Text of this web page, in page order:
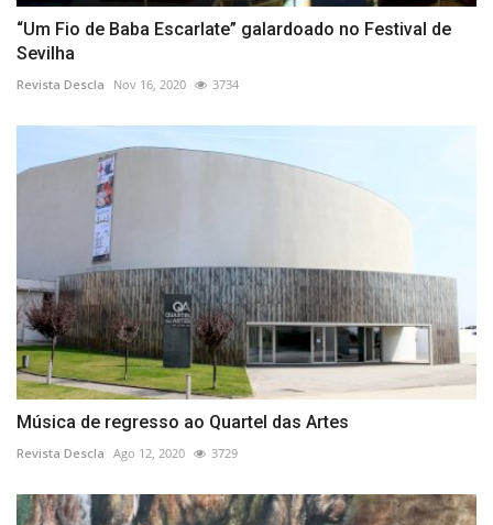
“Um Fio de Baba Escarlate” galardoado no Festival de
Sevilha
Revista Descla Nov 16, 2020 3734
Música de regresso ao Quartel das Artes
Revista Descla Ago 12, 2020 3729